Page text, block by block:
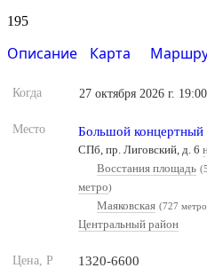
195
Описание Карта
Когда 27 октября 2026 г. 19:00
Место Большой концертный
СПб, пр. Лиговский, д. 6
Восстания площадь
метро)
Маяковская (727
Центральный район
Цена, Р 1320-6600